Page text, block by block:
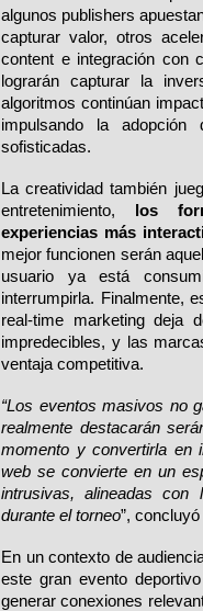
algunos publishers
capturar valor, otros
content e integración con
lograrán capturar la
algoritmos continúan
impulsando la adopción
sofisticadas.
La creatividad también
entretenimiento,
los
experiencias más
mejor funcionen serán
usuario ya está
interrumpirla. Finalmente,
real-time marketing deja
impredecibles, y las
ventaja competitiva.
“Los eventos masivos no
realmente destacarán
momento y convertirla en
web se convierte en un
intrusivas, alineadas con
durante el torneo”,
En un contexto de
este gran evento
generar conexiones